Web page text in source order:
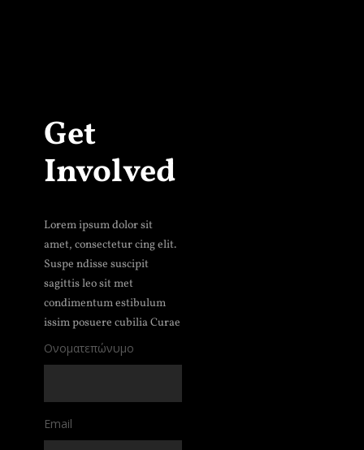
Get
Involved
Lorem ipsum dolor sit
amet, consectetur cing elit.
Suspe ndisse suscipit
sagittis leo sit met
condimentum estibulum
issim posuere cubilia Curae
Ονοματεπώνυμο
Email